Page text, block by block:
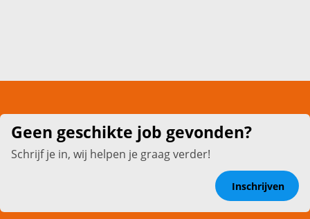
Geen geschikte job gevonden?
Schrijf je in, wij helpen je graag verder!
Inschrijven